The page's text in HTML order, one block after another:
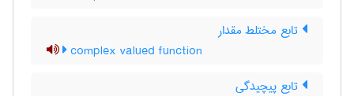
تابع مختلط مقدار
complex valued function
تابع پیچیدگی